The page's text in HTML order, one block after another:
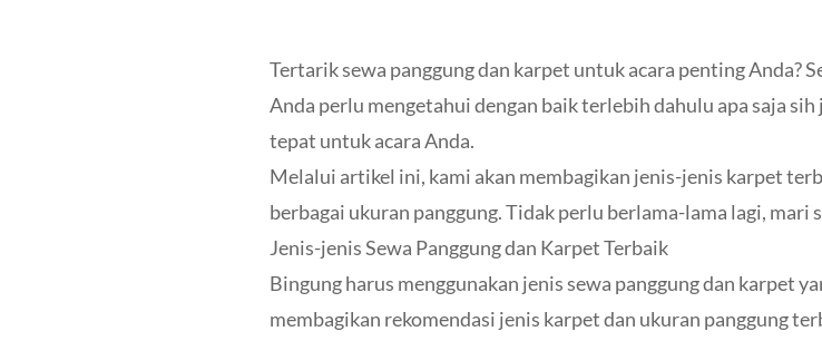
Tertarik sewa panggung dan karpet untuk acara penting Anda?
Anda perlu mengetahui dengan baik terlebih dahulu apa saja
tepat untuk acara Anda.
Melalui artikel ini, kami akan membagikan jenis-jenis karpet
berbagai ukuran panggung. Tidak perlu berlama-lama lagi,
Jenis-jenis Sewa Panggung dan Karpet Terbaik
Bingung harus menggunakan jenis sewa panggung dan karpet
membagikan rekomendasi jenis karpet dan ukuran panggung